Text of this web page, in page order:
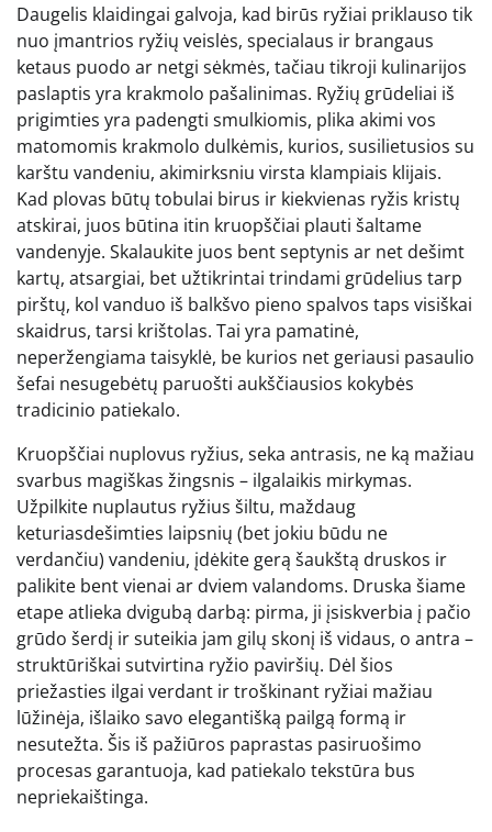
Daugelis klaidingai galvoja, kad birūs ryžiai priklauso tik
nuo įmantrios ryžių veislės, specialaus ir brangaus
ketaus puodo ar netgi sėkmės, tačiau tikroji kulinarijos
paslaptis yra krakmolo pašalinimas. Ryžių grūdeliai iš
prigimties yra padengti smulkiomis, plika akimi vos
matomomis krakmolo dulkėmis, kurios, susilietusios su
karštu vandeniu, akimirksniu virsta klampiais klijais.
Kad plovas būtų tobulai birus ir kiekvienas ryžis kristų
atskirai, juos būtina itin kruopščiai plauti šaltame
vandenyje. Skalaukite juos bent septynis ar net dešimt
kartų, atsargiai, bet užtikrintai trindami grūdelius tarp
pirštų, kol vanduo iš balkšvo pieno spalvos taps visiškai
skaidrus, tarsi krištolas. Tai yra pamatinė,
neperžengiama taisyklė, be kurios net geriausi pasaulio
šefai nesugebėtų paruošti aukščiausios kokybės
tradicinio patiekalo.
Kruopščiai nuplovus ryžius, seka antrasis, ne ką mažiau
svarbus magiškas žingsnis – ilgalaikis mirkymas.
Užpilkite nuplautus ryžius šiltu, maždaug
keturiasdešimties laipsnių (bet jokiu būdu ne
verdančiu) vandeniu, įdėkite gerą šaukštą druskos ir
palikite bent vienai ar dviem valandoms. Druska šiame
etape atlieka dvigubą darbą: pirma, ji įsiskverbia į pačio
grūdo šerdį ir suteikia jam gilų skonį iš vidaus, o antra –
struktūriškai sutvirtina ryžio paviršių. Dėl šios
priežasties ilgai verdant ir troškinant ryžiai mažiau
lūžinėja, išlaiko savo elegantišką pailgą formą ir
nesutežta. Šis iš pažiūros paprastas pasiruošimo
procesas garantuoja, kad patiekalo tekstūra bus
nepriekaištinga.